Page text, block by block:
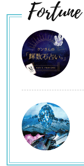
Fortune